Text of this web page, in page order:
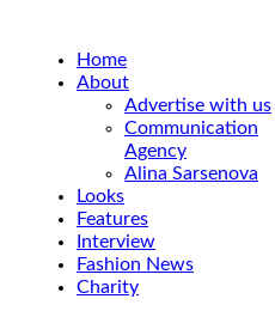
Home
About
Advertise with us
Communication
Agency
Alina Sarsenova
Looks
Features
Interview
Fashion News
Charity